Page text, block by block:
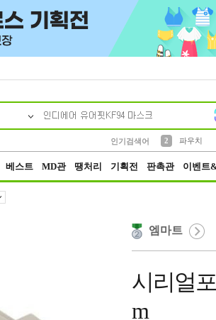
인기검색어
2
파우치
베스트 MD관 땡처리 기획전 판촉관 이벤트
엠마트
시리얼
m